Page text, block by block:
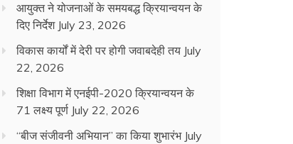
आयुक्त ने योजनाओं के समयबद्ध क्रियान्वयन के
दिए निर्देश July 23, 2026
विकास कार्यों में देरी पर होगी जवाबदेही तय July
22, 2026
शिक्षा विभाग में एनईपी-2020 क्रियान्वयन के
71 लक्ष्य पूर्ण July 22, 2026
“बीज संजीवनी अभियान” का किया शुभारंभ July